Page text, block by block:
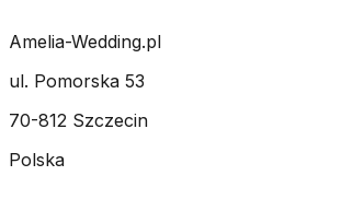
Amelia-Wedding.pl
ul. Pomorska 53
70-812 Szczecin
Polska